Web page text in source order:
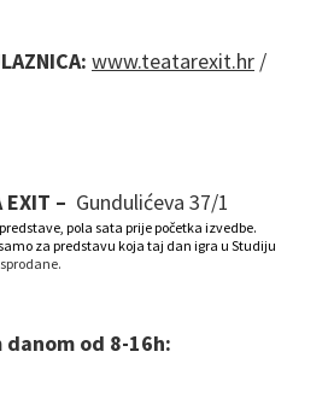
www.teatarexit.hr /
EXIT – Gundulićeva 37/1
pola sata prije početka izvedbe.
za predstavu koja taj dan igra u Studiju
od 8-16h: